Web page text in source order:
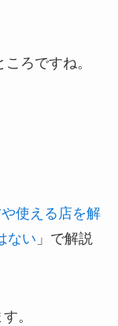
ろですね。
使える店を解
ない 」で解説
。